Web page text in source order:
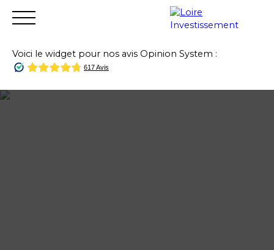
Accueil Acheter Vendre Louer Financer
Voici le widget pour nos avis Opinion System :